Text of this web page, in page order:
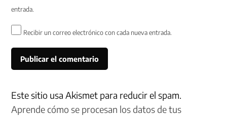
entrada.
Recibir un correo electrónico con cada nueva entrada.
Este sitio usa Akismet para reducir el spam.
Aprende cómo se procesan los datos de tus